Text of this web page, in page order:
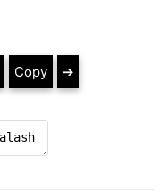
Copy ➔